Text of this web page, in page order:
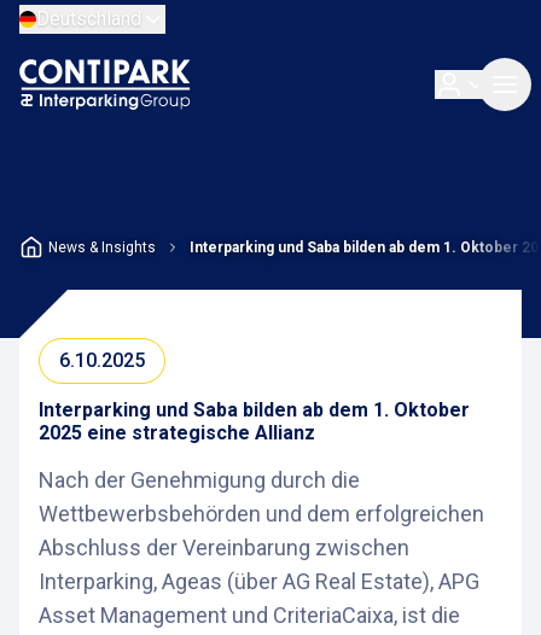
Deutschland
News & Insights Interparking und Saba bilden ab dem 1. Oktober
6.10.2025
Interparking und Saba bilden ab dem 1. Oktober
2025 eine strategische Allianz
Nach der Genehmigung durch die
Wettbewerbsbehörden und dem erfolgreichen
Abschluss der Vereinbarung zwischen
Interparking, Ageas (über AG Real Estate), APG
Asset Management und CriteriaCaixa, ist die